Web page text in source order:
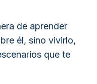
de aprender
él, sino vivirlo,
que te